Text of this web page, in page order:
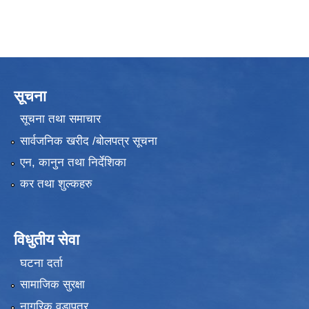
सूचना
सूचना तथा समाचार
सार्वजनिक खरीद /बोलपत्र सूचना
एन, कानुन तथा निर्देशिका
कर तथा शुल्कहरु
विधुतीय सेवा
घटना दर्ता
सामाजिक सुरक्षा
नागरिक वडापत्र